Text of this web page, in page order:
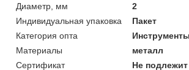
Диаметр, мм
2
Индивидуальная упаковка
Пакет
Категория опта
Материалы
металл
Сертификат
Не